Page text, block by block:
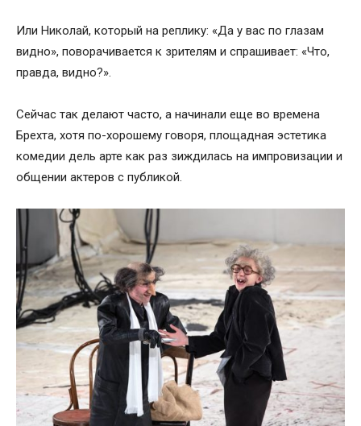
Или Николай, который на реплику: «Да у вас по глазам
видно», поворачивается к зрителям и спрашивает: «Что,
правда, видно?».
Сейчас так делают часто, а начинали еще во времена
Брехта, хотя по-хорошему говоря, площадная эстетика
комедии дель арте как раз зиждилась на импровизации и
общении актеров с публикой.